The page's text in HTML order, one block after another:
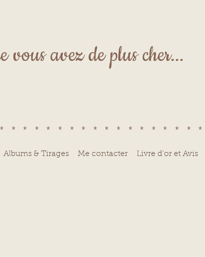
vous avez de plus cher...
Albums & Tirages Me contacter Livre d'or et Avis